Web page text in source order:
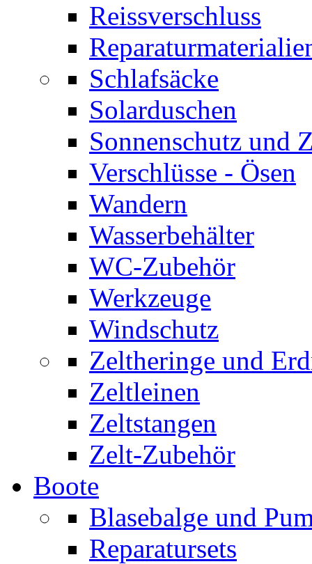
Reissverschluss
Schlafsäcke
Solarduschen
Sonnenschutz und
Verschlüsse - Ösen
Wandern
Wasserbehälter
WC-Zubehör
Werkzeuge
Windschutz
Zeltheringe und
Zeltleinen
Zeltstangen
Zelt-Zubehör
Boote
Blasebalge und
Reparatursets